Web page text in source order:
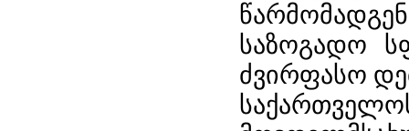
საზოგადო
ძვირფასო